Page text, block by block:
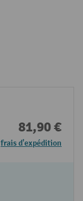
81,90 €
frais d'expédition